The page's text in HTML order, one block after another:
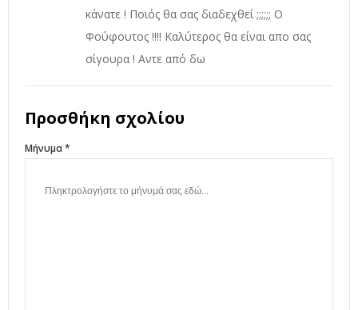
κάνατε ! Ποιός θα σας διαδεχθεί ;;;;;; Ο
Φούφουτος !!!! Καλύτερος θα είναι απο σας
σίγουρα ! Αντε από δω
Προσθήκη σχολίου
Μήνυμα *